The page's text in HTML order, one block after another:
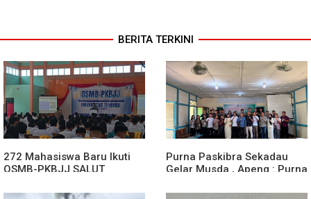
BERITA TERKINI
272 Mahasiswa Baru Ikuti
OSMB-PKBJJ SALUT
Purna Paskibra Sekadau
Gelar Musda , Apeng : Purna
Agen Terdepan Menjaga